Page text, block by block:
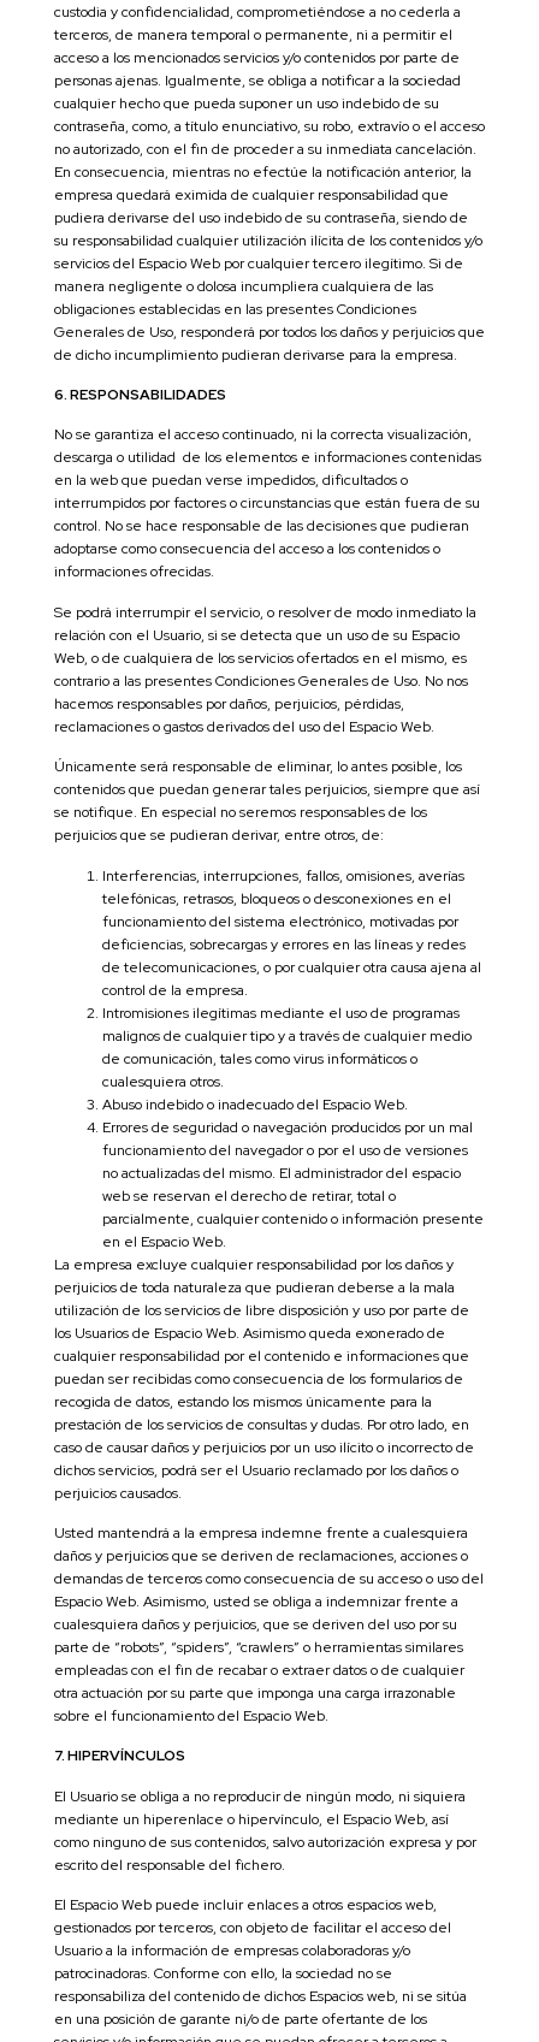
custodia y confidencialidad, comprometiéndose a no cederla a
terceros, de manera temporal o permanente, ni a permitir el
acceso a los mencionados servicios y/o contenidos por parte de
personas ajenas. Igualmente, se obliga a notificar a la sociedad
cualquier hecho que pueda suponer un uso indebido de su
contraseña, como, a título enunciativo, su robo, extravío o el acceso
no autorizado, con el fin de proceder a su inmediata cancelación.
En consecuencia, mientras no efectúe la notificación anterior, la
empresa quedará eximida de cualquier responsabilidad que
pudiera derivarse del uso indebido de su contraseña, siendo de
su responsabilidad cualquier utilización ilícita de los contenidos y/o
servicios del Espacio Web por cualquier tercero ilegítimo. Si de
manera negligente o dolosa incumpliera cualquiera de las
obligaciones establecidas en las presentes Condiciones
Generales de Uso, responderá por todos los daños y perjuicios que
de dicho incumplimiento pudieran derivarse para la empresa.
6. RESPONSABILIDADES
No se garantiza el acceso continuado, ni la correcta visualización,
descarga o utilidad de los elementos e informaciones contenidas
en la web que puedan verse impedidos, dificultados o
interrumpidos por factores o circunstancias que están fuera de su
control. No se hace responsable de las decisiones que pudieran
adoptarse como consecuencia del acceso a los contenidos o
informaciones ofrecidas.
Se podrá interrumpir el servicio, o resolver de modo inmediato la
relación con el Usuario, si se detecta que un uso de su Espacio
Web, o de cualquiera de los servicios ofertados en el mismo, es
contrario a las presentes Condiciones Generales de Uso. No nos
hacemos responsables por daños, perjuicios, pérdidas,
reclamaciones o gastos derivados del uso del Espacio Web.
Únicamente será responsable de eliminar, lo antes posible, los
contenidos que puedan generar tales perjuicios, siempre que así
se notifique. En especial no seremos responsables de los
perjuicios que se pudieran derivar, entre otros, de:
Interferencias, interrupciones, fallos, omisiones, averías
telefónicas, retrasos, bloqueos o desconexiones en el
funcionamiento del sistema electrónico, motivadas por
deficiencias, sobrecargas y errores en las líneas y redes
de telecomunicaciones, o por cualquier otra causa ajena al
control de la empresa.
Intromisiones ilegítimas mediante el uso de programas
malignos de cualquier tipo y a través de cualquier medio
de comunicación, tales como virus informáticos o
cualesquiera otros.
Abuso indebido o inadecuado del Espacio Web.
Errores de seguridad o navegación producidos por un mal
funcionamiento del navegador o por el uso de versiones
no actualizadas del mismo. El administrador del espacio
web se reservan el derecho de retirar, total o
parcialmente, cualquier contenido o información presente
en el Espacio Web.
La empresa excluye cualquier responsabilidad por los daños y
perjuicios de toda naturaleza que pudieran deberse a la mala
utilización de los servicios de libre disposición y uso por parte de
los Usuarios de Espacio Web. Asimismo queda exonerado de
cualquier responsabilidad por el contenido e informaciones que
puedan ser recibidas como consecuencia de los formularios de
recogida de datos, estando los mismos únicamente para la
prestación de los servicios de consultas y dudas. Por otro lado, en
caso de causar daños y perjuicios por un uso ilícito o incorrecto de
dichos servicios, podrá ser el Usuario reclamado por los daños o
perjuicios causados.
Usted mantendrá a la empresa indemne frente a cualesquiera
daños y perjuicios que se deriven de reclamaciones, acciones o
demandas de terceros como consecuencia de su acceso o uso del
Espacio Web. Asimismo, usted se obliga a indemnizar frente a
cualesquiera daños y perjuicios, que se deriven del uso por su
parte de “robots”, “spiders”, “crawlers” o herramientas similares
empleadas con el fin de recabar o extraer datos o de cualquier
otra actuación por su parte que imponga una carga irrazonable
sobre el funcionamiento del Espacio Web.
7. HIPERVÍNCULOS
El Usuario se obliga a no reproducir de ningún modo, ni siquiera
mediante un hiperenlace o hipervínculo, el Espacio Web, así
como ninguno de sus contenidos, salvo autorización expresa y por
escrito del responsable del fichero.
El Espacio Web puede incluir enlaces a otros espacios web,
gestionados por terceros, con objeto de facilitar el acceso del
Usuario a la información de empresas colaboradoras y/o
patrocinadoras. Conforme con ello, la sociedad no se
responsabiliza del contenido de dichos Espacios web, ni se sitúa
en una posición de garante ni/o de parte ofertante de los